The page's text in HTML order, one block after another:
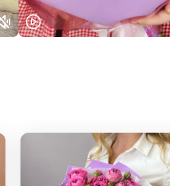
Самара